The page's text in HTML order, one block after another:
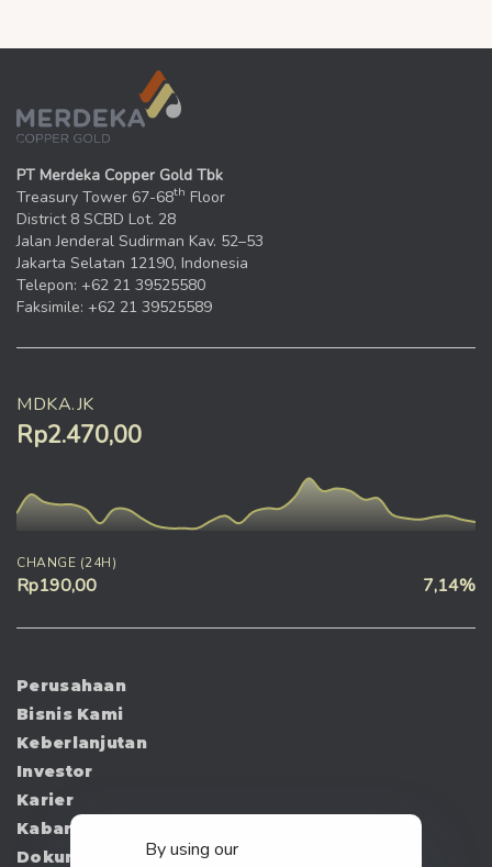
PT Merdeka Copper Gold Tbk
Treasury Tower 67-68th Floor
District 8 SCBD Lot. 28
Jalan Jenderal Sudirman Kav. 52–53
Jakarta Selatan 12190, Indonesia
Telepon: +62 21 39525580
Faksimile: +62 21 39525589
MDKA.JK
Rp2.470,00
CHANGE (24H)
Rp190,00 7,14%
Perusahaan
Bisnis Kami
Keberlanjutan
Investor
Karier
Kabar
Dokumen
By using our